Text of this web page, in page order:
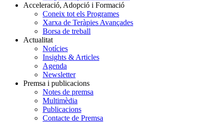
Acceleració, Adopció i Formació
Coneix tot els Programes
Xarxa de Teràpies Avançades
Borsa de treball
Actualitat
Notícies
Insights & Articles
Agenda
Newsletter
Premsa i publicacions
Notes de premsa
Multimèdia
Publicacions
Contacte de Premsa